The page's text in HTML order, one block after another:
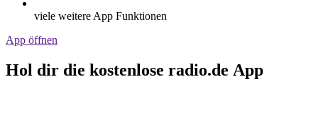
viele weitere App Funktionen
App öffnen
Hol dir die kostenlose radio.de App